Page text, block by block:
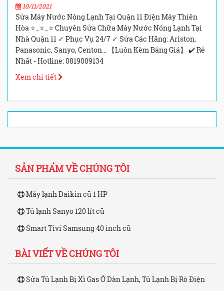
10/11/2021
Sửa Máy Nước Nóng Lạnh Tại Quận 11 Điện Máy Thiên
Hòa ⭐_⭐_⭐ Chuyên Sửa Chữa Máy Nước Nóng Lạnh Tại
Nhà Quận 11 ✓ Phục Vụ 24/7 ✓ Sửa Các Hãng: Ariston,
Panasonic, Sanyo, Centon... 【Luôn Kèm Bảng Giá】 ✔️ Rẻ
Nhất - Hotline: 0819009134
Xem chi tiết
SẢN PHẨM VỀ CHÚNG TÔI
Máy lạnh Daikin cũ 1 HP
Tủ lạnh Sanyo 120 lít cũ
Smart Tivi Samsung 40 inch cũ
BÀI VIẾT VỀ CHÚNG TÔI
Sửa Tủ Lạnh Bị Xì Gas Ở Dàn Lạnh, Tủ Lạnh Bị Rò Điện